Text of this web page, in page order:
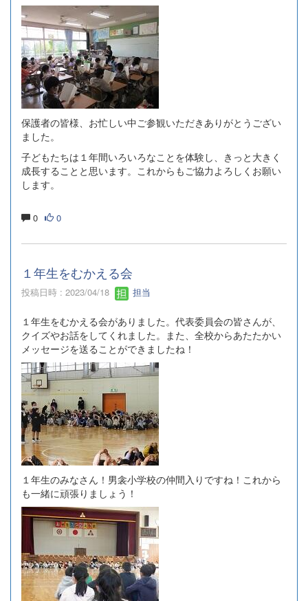
保護者の皆様、お忙しい中ご参観いただきありがとうござい
ました。
子どもたちは１年間いろいろなことを体験し、きっと大きく
成長することと思います。これからもご協力よろしくお願い
します。
0 0
１年生をむかえる会
投稿日時 : 2023/04/18 担当
１年生をむかえる会がありました。代表委員会の皆さんが、
クイズやお話をしてくれました。また、全校からあたたかい
メッセージを送ることができましたね！
１年生のみなさん！男衾小学校の仲間入りですね！これから
も一緒に頑張りましょう！